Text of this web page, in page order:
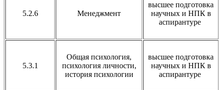
5.2.6 Менеджмент
высшее подготовка
научных и НПК в
аспирантуре
5.3.1
Общая психология,
психология личности,
история психологии
высшее подготовка
научных и НПК в
аспирантуре